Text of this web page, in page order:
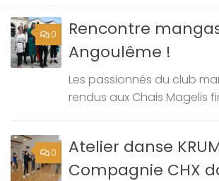
0
Rencontre
Angoulême !
Les passionnés du club
rendus aux Chais Magelis
0
Atelier danse
Compagnie CHX